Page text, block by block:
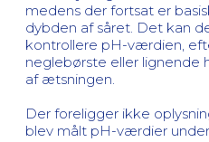
medens der fortsat er
dybden af såret. Det kan
kontrollere pH-værdien,
neglebørste eller lignende
af ætsningen.
Der foreligger ikke
blev målt pH-værdier under